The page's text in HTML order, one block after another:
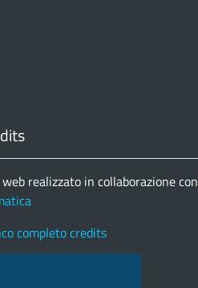
realizzato in collaborazione con
completo credits